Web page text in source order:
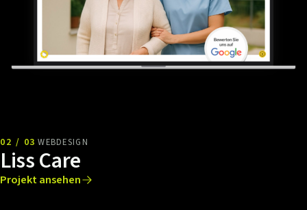
02 / 03 WEBDESIGN
Liss Care
Projekt ansehen